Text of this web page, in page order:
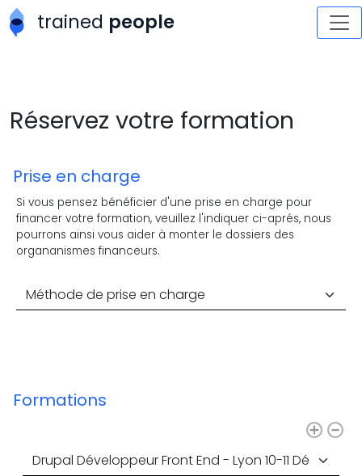
Aller au contenu principal
trained people
Réservez votre formation
Prise en charge
Si vous pensez bénéficier d'une prise en charge pour
financer votre formation, veuillez l'indiquer ci-aprés, nous
pourrons ainsi vous aider à monter le dossiers des
organanismes financeurs.
Formations